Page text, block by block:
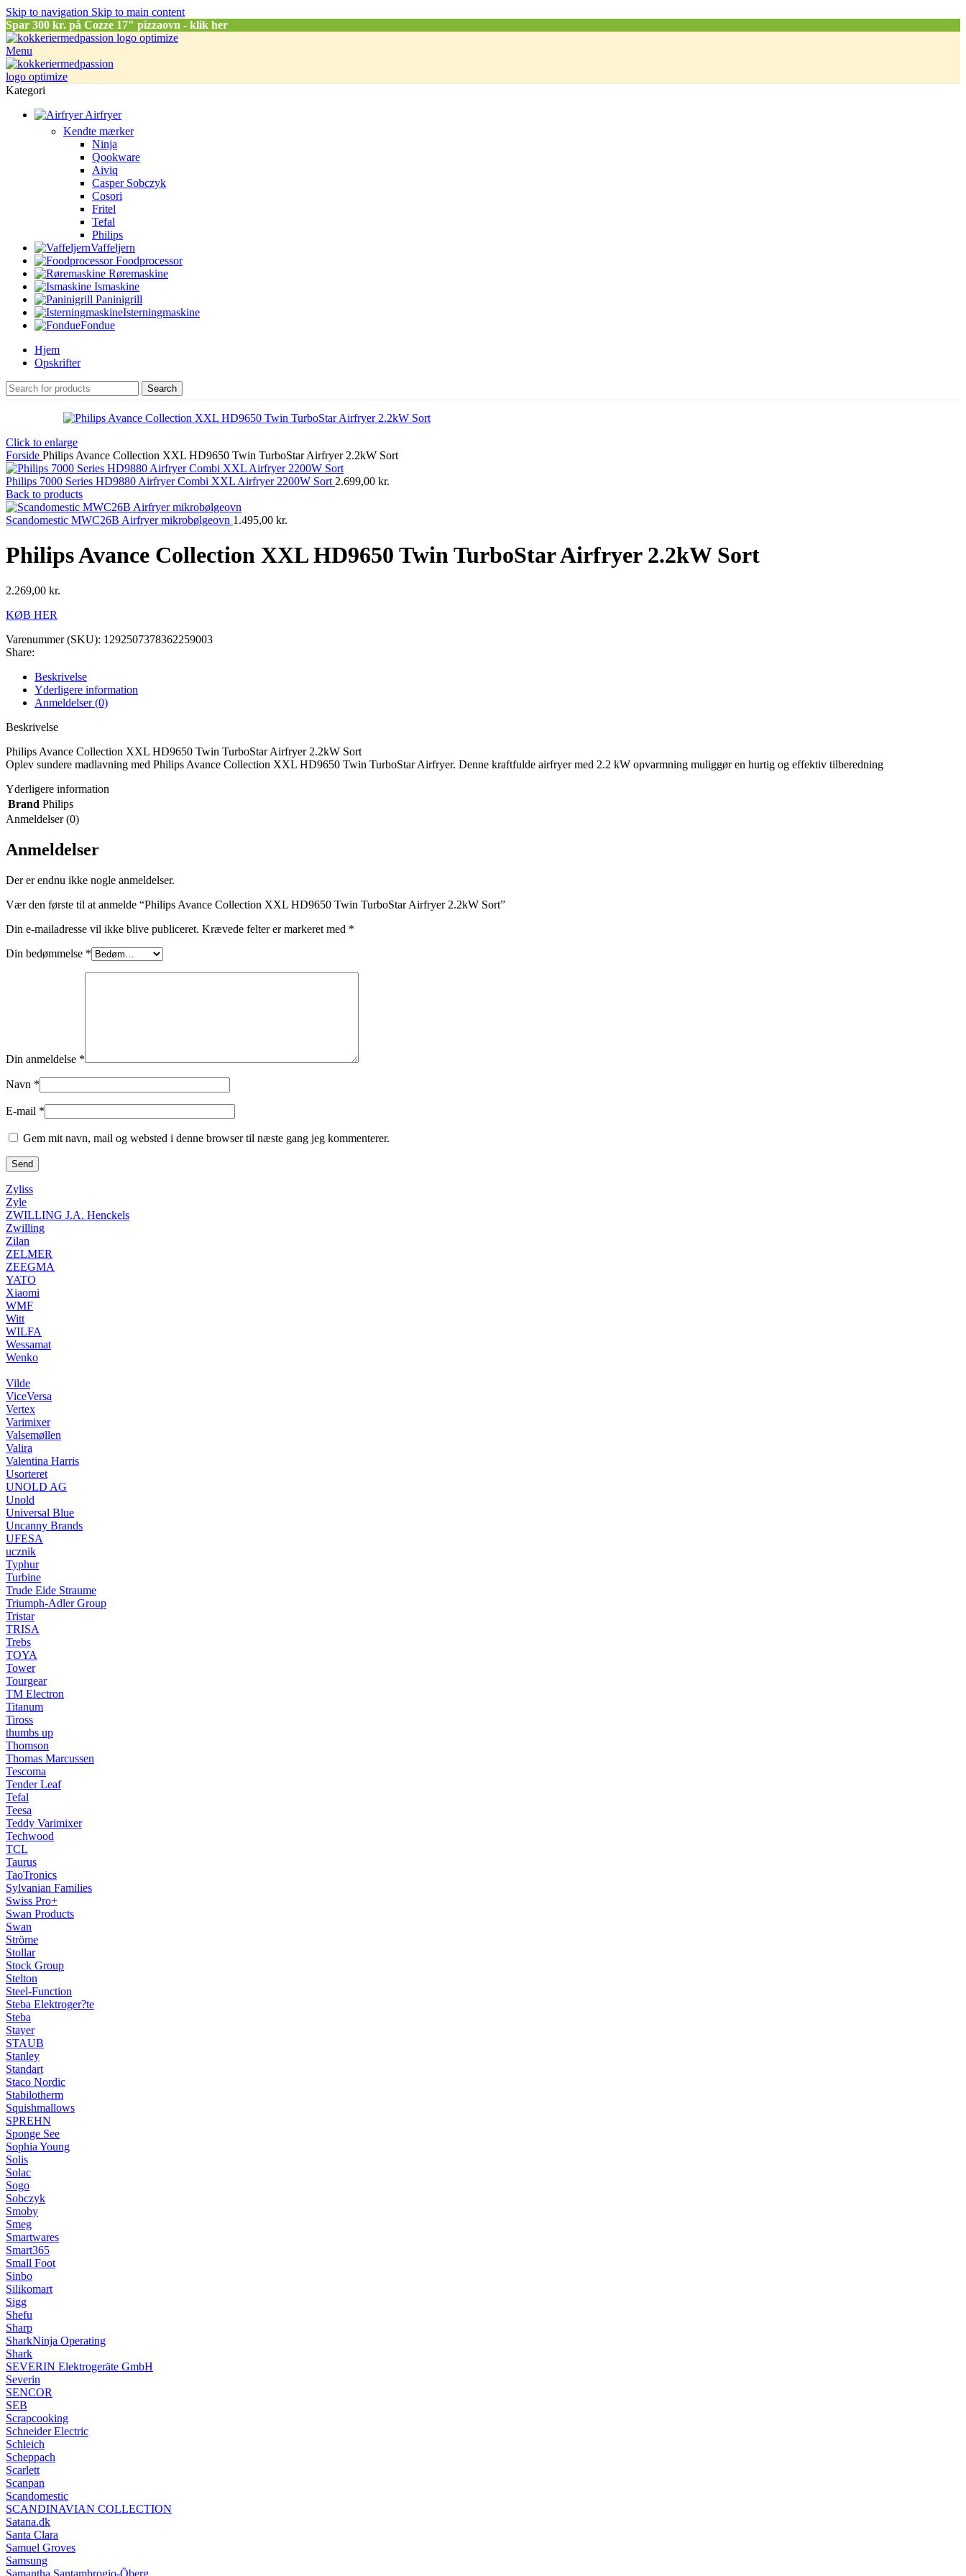
Skip to navigation Skip to main content
Spar 300 kr. på Cozze 17" pizzaovn - klik her
Menu
Kategori
Airfryer
Kendte mærker
Ninja
Qookware
Aiviq
Casper Sobczyk
Cosori
Fritel
Tefal
Philips
Vaffeljern
Foodprocessor
Røremaskine
Ismaskine
Paninigrill
Isterningmaskine
Fondue
Hjem
Opskrifter
Search
Click to enlarge
Forside Philips Avance Collection XXL HD9650 Twin TurboStar Airfryer 2.2kW Sort
Philips 7000 Series HD9880 Airfryer Combi XXL Airfryer 2200W Sort 2.699,00 kr.
Back to products
Scandomestic MWC26B Airfryer mikrobølgeovn 1.495,00 kr.
Philips Avance Collection XXL HD9650 Twin TurboStar Airfryer 2.2kW Sort
2.269,00 kr.
KØB HER
Varenummer (SKU): 1292507378362259003
Share:
Beskrivelse
Yderligere information
Anmeldelser (0)
Beskrivelse
Philips Avance Collection XXL HD9650 Twin TurboStar Airfryer 2.2kW Sort
Oplev sundere madlavning med Philips Avance Collection XXL HD9650 Twin TurboStar Airfryer. Denne kraftfulde airfryer med 2.2 kW opvarmning muliggør en hurtig og effektiv tilberedning
Yderligere information
Brand Philips
Anmeldelser (0)
Anmeldelser
Der er endnu ikke nogle anmeldelser.
Vær den første til at anmelde “Philips Avance Collection XXL HD9650 Twin TurboStar Airfryer 2.2kW Sort”
Din e-mailadresse vil ikke blive publiceret. Krævede felter er markeret med *
Din bedømmelse *
Din anmeldelse *
Navn *
E-mail *
Gem mit navn, mail og websted i denne browser til næste gang jeg kommenterer.
Zyliss
Zyle
ZWILLING J.A. Henckels
Zwilling
Zilan
ZELMER
ZEEGMA
YATO
Xiaomi
WMF
Witt
WILFA
Wessamat
Wenko
Vilde
ViceVersa
Vertex
Varimixer
Valsemøllen
Valira
Valentina Harris
Usorteret
UNOLD AG
Unold
Universal Blue
Uncanny Brands
UFESA
ucznik
Typhur
Turbine
Trude Eide Straume
Triumph-Adler Group
Tristar
TRISA
Trebs
TOYA
Tower
Tourgear
TM Electron
Titanum
Tiross
thumbs up
Thomson
Thomas Marcussen
Tescoma
Tender Leaf
Tefal
Teesa
Teddy Varimixer
Techwood
TCL
Taurus
TaoTronics
Sylvanian Families
Swiss Pro+
Swan Products
Swan
Ströme
Stollar
Stock Group
Stelton
Steel-Function
Steba Elektroger?te
Steba
Stayer
STAUB
Stanley
Standart
Staco Nordic
Stabilotherm
Squishmallows
SPREHN
Sponge See
Sophia Young
Solis
Solac
Sogo
Sobczyk
Smoby
Smeg
Smartwares
Smart365
Small Foot
Sinbo
Silikomart
Sigg
Shefu
Sharp
SharkNinja Operating
Shark
SEVERIN Elektrogeräte GmbH
Severin
SENCOR
SEB
Scrapcooking
Schneider Electric
Schleich
Scheppach
Scarlett
Scanpan
Scandomestic
SCANDINAVIAN COLLECTION
Satana.dk
Santa Clara
Samuel Groves
Samsung
Samantha Santambrogio-Öberg